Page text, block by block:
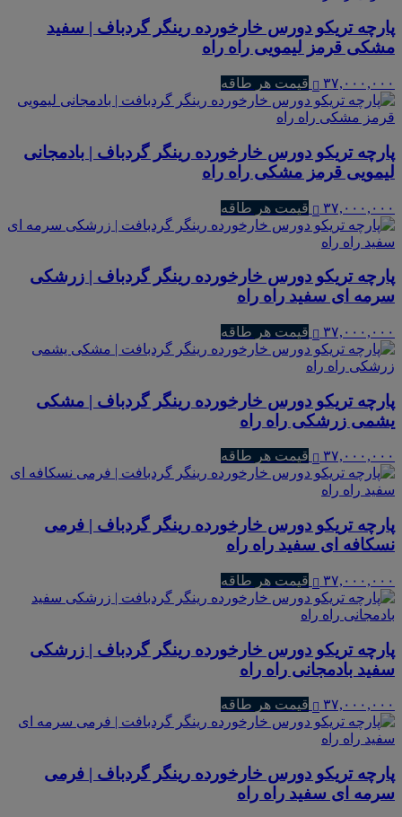
پارچه تریکو دورس خارخورده رینگر گردباف | سفید
مشکی قرمز لیمویی راه راه
۳۷,۰۰۰,۰۰۰ قیمت هر طاقه
پارچه تریکو دورس خارخورده رینگر گردباف | بادمجانی
لیمویی قرمز مشکی راه راه
۳۷,۰۰۰,۰۰۰ قیمت هر طاقه
پارچه تریکو دورس خارخورده رینگر گردباف | زرشکی
سرمه ای سفید راه راه
۳۷,۰۰۰,۰۰۰ قیمت هر طاقه
پارچه تریکو دورس خارخورده رینگر گردباف | مشکی
یشمی زرشکی راه راه
۳۷,۰۰۰,۰۰۰ قیمت هر طاقه
پارچه تریکو دورس خارخورده رینگر گردباف | فرمی
نسکافه ای سفید راه راه
۳۷,۰۰۰,۰۰۰ قیمت هر طاقه
پارچه تریکو دورس خارخورده رینگر گردباف | زرشکی
سفید بادمجانی راه راه
۳۷,۰۰۰,۰۰۰ قیمت هر طاقه
پارچه تریکو دورس خارخورده رینگر گردباف | فرمی
سرمه ای سفید راه راه